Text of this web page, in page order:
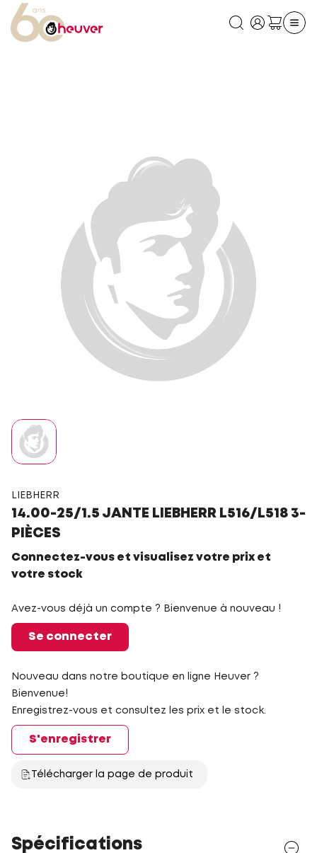
LIEBHERR
14.00-25/1.5 JANTE LIEBHERR L516/L518 3-
PIÈCES
Connectez-vous et visualisez votre prix et
votre stock
Avez-vous déjà un compte ? Bienvenue à nouveau !
Se connecter
Nouveau dans notre boutique en ligne Heuver ?
Bienvenue!
Enregistrez-vous et consultez les prix et le stock.
S'enregistrer
Télécharger la page de produit
Spécifications